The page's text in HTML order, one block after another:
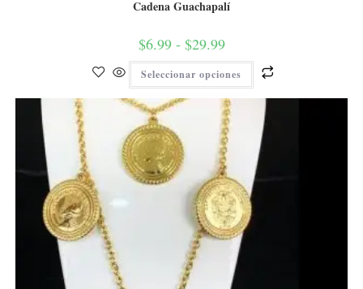
Cadena Guachapalí
$6.99 - $29.99
Seleccionar opciones